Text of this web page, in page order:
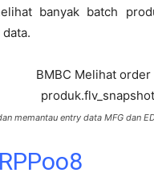
banyak batch
memantau entry data MFG dan